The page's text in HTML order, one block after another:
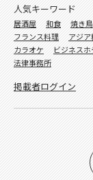
人気キーワード
居酒屋 和食 焼き鳥
フランス料理
アジ
カラオケ
ビジネス
法律事務所
掲載者ログイン